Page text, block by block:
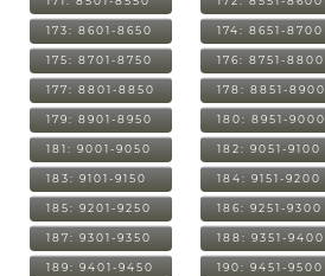
173: 8601-8650 174: 8651-8700
175: 8701-8750 176: 8751-8800
177: 8801-8850 178: 8851-8900
179: 8901-8950 180: 8951-9000
181: 9001-9050 182: 9051-9100
183: 9101-9150 184: 9151-9200
185: 9201-9250 186: 9251-9300
187: 9301-9350 188: 9351-9400
189: 9401-9450 190: 9451-9500